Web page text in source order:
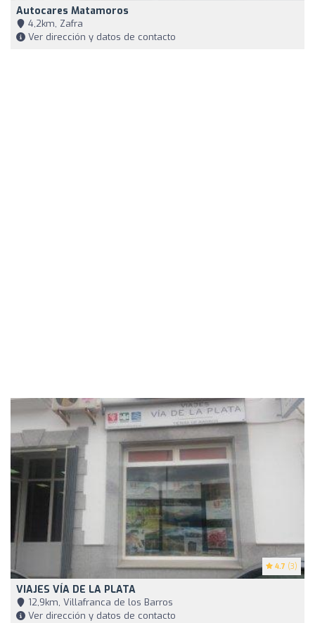
Autocares Matamoros
4,2km, Zafra
Ver dirección y datos de contacto
4.7 (3)
VIAJES VÍA DE LA PLATA
12,9km, Villafranca de los Barros
Ver dirección y datos de contacto